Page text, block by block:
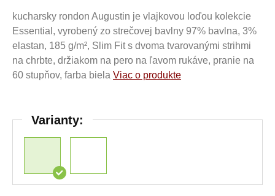
kucharsky rondon Augustin je vlajkovou loďou kolekcie
Essential, vyrobený zo strečovej bavlny 97% bavlna, 3%
elastan, 185 g/m², Slim Fit s dvoma tvarovanými strihmi
na chrbte, držiakom na pero na ľavom rukáve, pranie na
60 stupňov, farba biela Viac o produkte
Varianty: